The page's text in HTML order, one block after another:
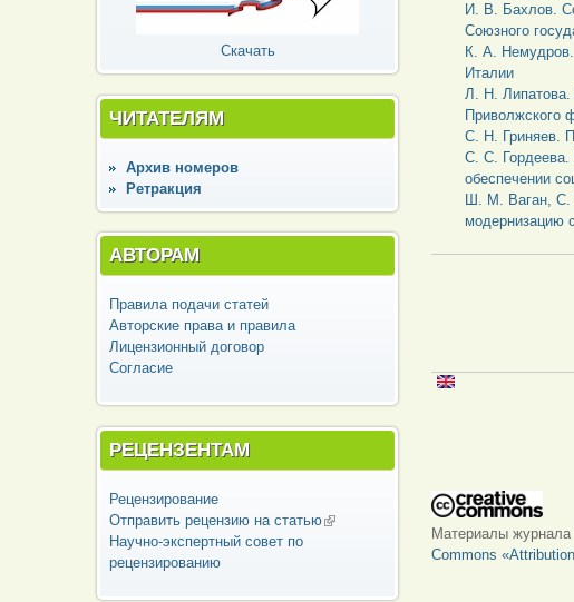
Скачать
ЧИТАТЕЛЯМ
Архив номеров
Ретракция
АВТОРАМ
Правила подачи статей
Авторские права и правила
Лицензионный договор
Согласие
РЕЦЕНЗЕНТАМ
Рецензирование
Отправить рецензию на статью(внешняя
Научно-экспертный совет по
рецензированию
И. В. Бахлов.
Союзного
К. А. Немудров.
Италии
Л. Н. Липатова.
Приволжского
С. Н. Гриняев.
С. С. Гордеева.
обеспечении
Ш. М. Ваган, С.
модернизацию
Материалы
Commons